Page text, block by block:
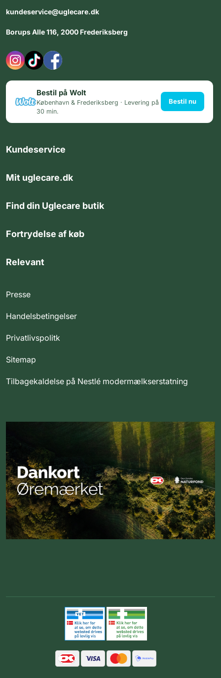
kundeservice@uglecare.dk
Borups Alle 116, 2000 Frederiksberg
Bestil på Wolt
København & Frederiksberg · Levering på
30 min.
Bestil nu
Kundeservice
Mit uglecare.dk
Find din Uglecare butik
Fortrydelse af køb
Relevant
Presse
Handelsbetingelser
Privatlivspolitk
Sitemap
Tilbagekaldelse på Nestlé modermælkserstatning